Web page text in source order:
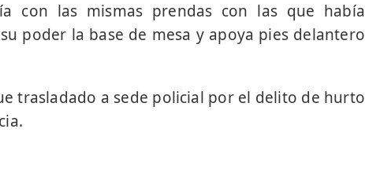
con las mismas prendas con las que había
poder la base de mesa y apoya pies delantero
trasladado a sede policial por el delito de hurto